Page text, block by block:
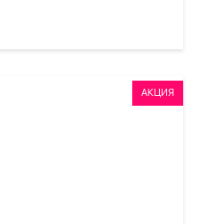
АКЦИЯ